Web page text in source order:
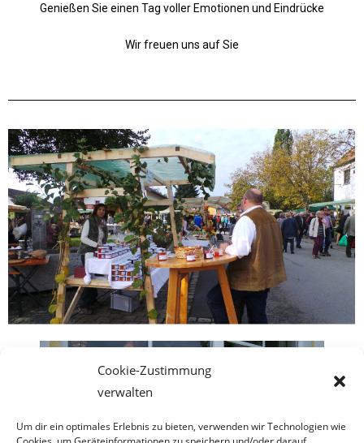
Cookie-Zustimmung
verwalten
Um dir ein optimales Erlebnis zu bieten, verwenden wir Technologien wie
Genießen Sie einen Tag voller Emotionen und Eindrücke
Wir freuen uns auf Sie